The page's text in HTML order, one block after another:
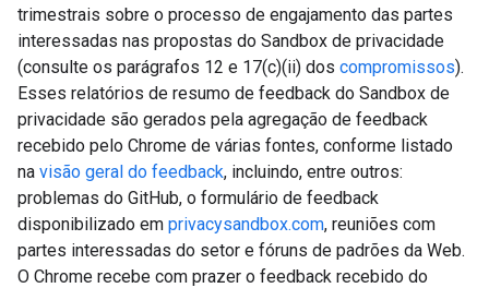
trimestrais sobre o processo de engajamento das partes
interessadas nas propostas do Sandbox de privacidade
(consulte os parágrafos 12 e 17(c)(ii) dos compromissos).
Esses relatórios de resumo de feedback do Sandbox de
privacidade são gerados pela agregação de feedback
recebido pelo Chrome de várias fontes, conforme listado
na visão geral do feedback, incluindo, entre outros:
problemas do GitHub, o formulário de feedback
disponibilizado em privacysandbox.com, reuniões com
partes interessadas do setor e fóruns de padrões da Web.
O Chrome recebe com prazer o feedback recebido do